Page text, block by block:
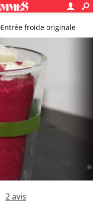
Entrée froide originale
2avis